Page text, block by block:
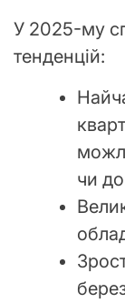
У 2025-му
тенденцій:
чи